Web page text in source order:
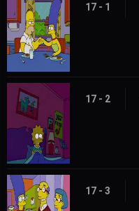
17 - 1
17 - 2
17 - 3